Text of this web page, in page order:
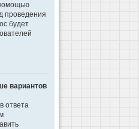
проведения
будет
вариантов
ответа